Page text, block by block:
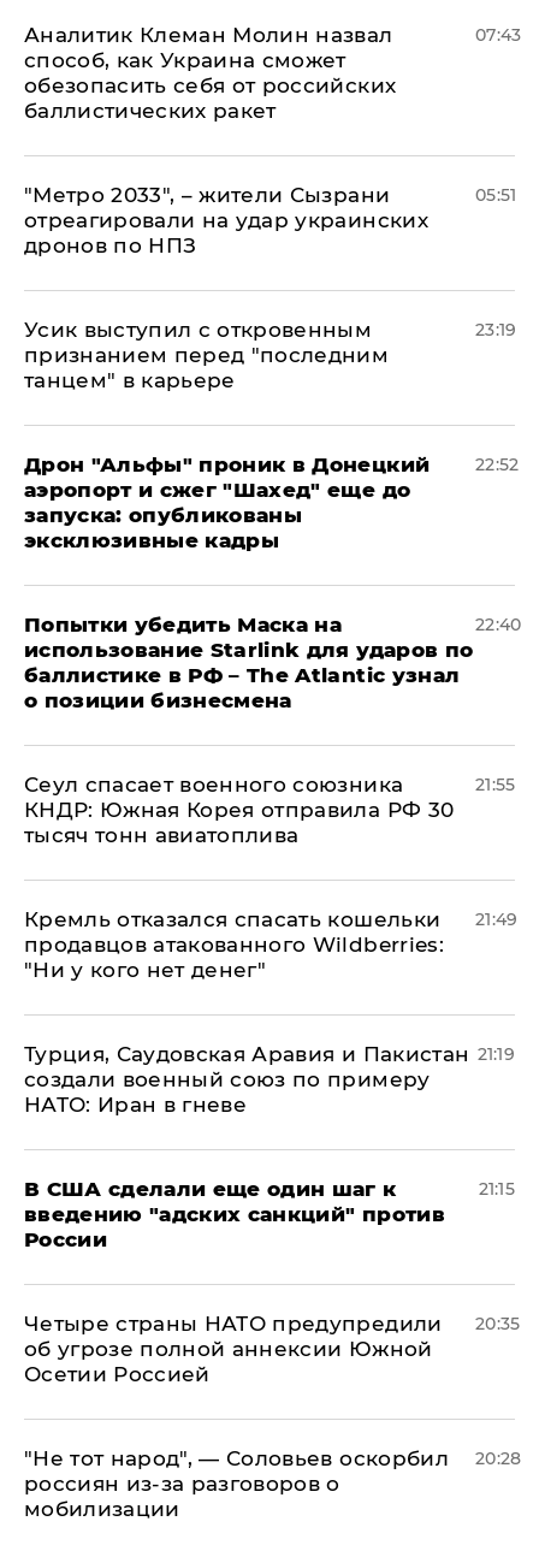
Аналитик Клеман Молин назвал
способ, как Украина сможет
обезопасить себя от российских
баллистических ракет
07:43
"Метро 2033", – жители Сызрани
отреагировали на удар украинских
дронов по НПЗ
05:51
Усик выступил с откровенным
признанием перед "последним
танцем" в карьере
23:19
Дрон "Альфы" проник в Донецкий
аэропорт и сжег "Шахед" еще до
запуска: опубликованы
эксклюзивные кадры
22:52
Попытки убедить Маска на
использование Starlink для ударов по
баллистике в РФ – The Atlantic узнал
о позиции бизнесмена
22:40
​Сеул спасает военного союзника
КНДР: Южная Корея отправила РФ 30
тысяч тонн авиатоплива
21:55
Кремль отказался спасать кошельки
продавцов атакованного Wildberries:
"Ни у кого нет денег"
21:49
Турция, Саудовская Аравия и Пакистан
создали военный союз по примеру
НАТО: Иран в гневе
21:19
В США сделали еще один шаг к
введению "адских санкций" против
России
21:15
Четыре страны НАТО предупредили
об угрозе полной аннексии Южной
Осетии Россией
20:35
​"Не тот народ", — Соловьев оскорбил
россиян из-за разговоров о
мобилизации
20:28